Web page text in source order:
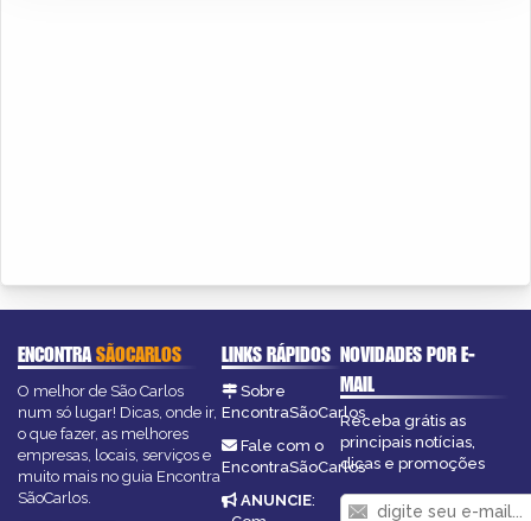
ENCONTRASÃOCARLOS
O melhor de São Carlos
num só lugar! Dicas, onde ir,
o que fazer, as melhores
empresas, locais, serviços e
muito mais no guia Encontra
SãoCarlos.
LINKS RÁPIDOS
Sobre
EncontraSãoCarlos
Fale com o
EncontraSãoCarlos
ANUNCIE:
NOVIDADES POR E-
MAIL
Receba grátis as
principais notícias,
dicas e promoções